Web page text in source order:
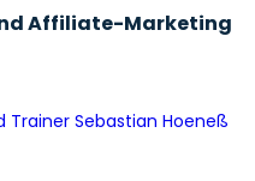
Affiliate-Marketing